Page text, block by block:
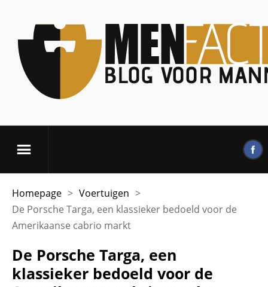
Homepage > Voertuigen >
De Porsche Targa, een klassieker bedoeld voor de
Amerikaanse cabrio markt
De Porsche Targa, een
klassieker bedoeld voor de